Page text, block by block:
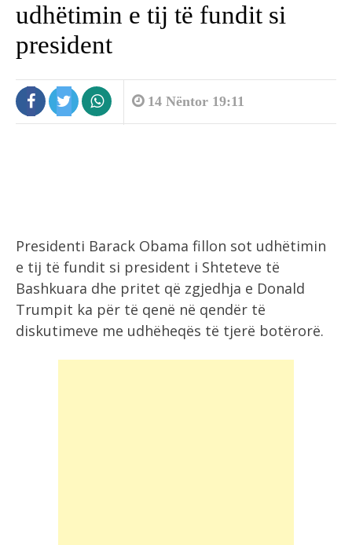
udhëtimin e tij të fundit si
president
14 Nëntor 19:11
Presidenti Barack Obama fillon sot udhëtimin
e tij të fundit si president i Shteteve të
Bashkuara dhe pritet që zgjedhja e Donald
Trumpit ka për të qenë në qendër të
diskutimeve me udhëheqës të tjerë botërorë.